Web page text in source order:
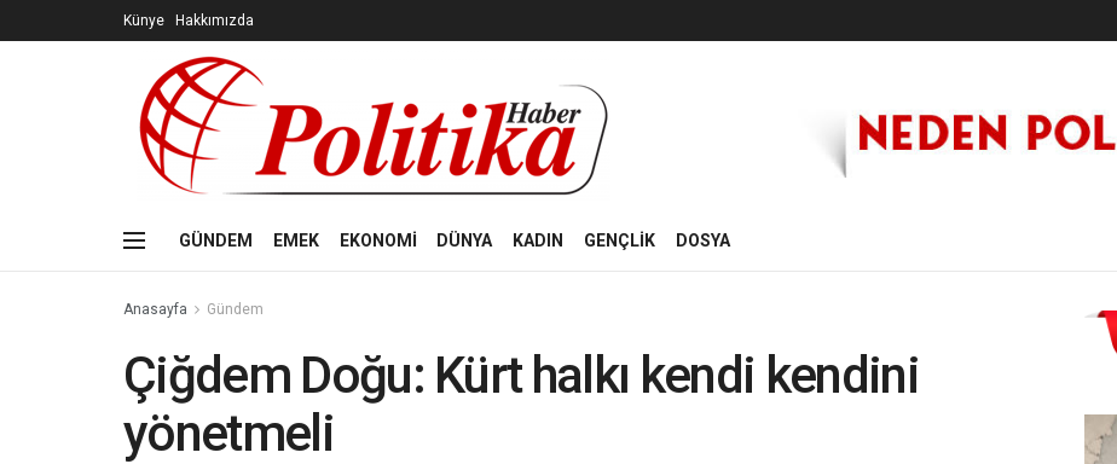
Künye Hakkımızda
GÜNDEM EMEK EKONOMİ DÜNYA KADIN GENÇLİK DOSYA
Anasayfa Gündem
Çiğdem Doğu: Kürt halkı kendi kendini
yönetmeli